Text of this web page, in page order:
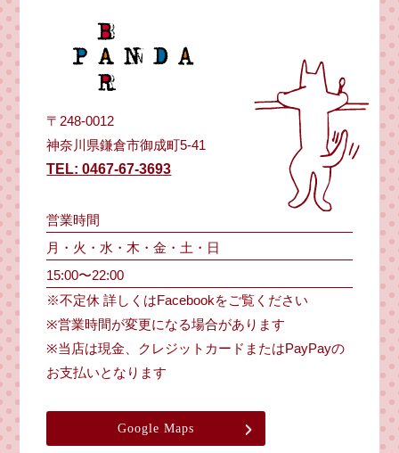
〒248-0012
神奈川県鎌倉市御成町5-41
TEL: 0467-67-3693
営業時間
月・火・水・木・金・土・日
15:00〜22:00
※不定休 詳しくはFacebookをご覧ください
※営業時間が変更になる場合があります
※当店は現金、クレジットカードまたはPayPayの
お支払いとなります
Google Maps